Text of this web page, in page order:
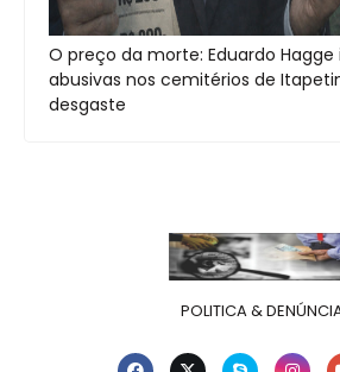
O preço da morte: Eduardo
abusivas nos cemitérios de
desgaste
POLITICA &